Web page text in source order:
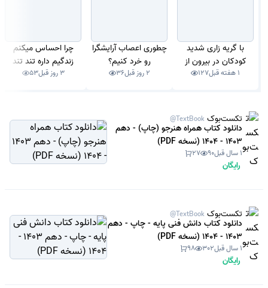
با گریه زاری شدید
کودکان در بیرون از
خانه چطور برخورد1 هفته قبل 127
چطوری اعصاب آرایشگرا
رو خرد کنیم؟
2 روز قبل 36
چرا احساس میکنم
زندگیم داره تند تند
سپری میشه؟
3 روز قبل 53
تکست‌بوک @TextBook
دانلود کتاب همراه هنرجو (چاپ) - دهم
1403 - 1404 (نسخه PDF)
1 سال قبل 90
27
رایگان
تکست‌بوک @TextBook
دانلود کتاب دانش فنی پایه - چاپ - دهم
1403 - 1404 (نسخه PDF)
1 سال قبل 302
98
رایگان